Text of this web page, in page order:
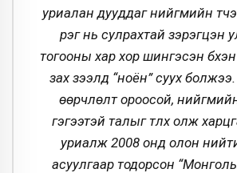
уриалан дууддаг нийгмийн
үүрэг нь сулрахтай зэрэгцэн
тогооны хар хор шингэсэн
зах зээлд “ноён” суух
өөрчлөлт ороосой,
гэгээтэй талыг түлхүү олж
уриалж 2008 онд олон
асуулгаар тодорсон